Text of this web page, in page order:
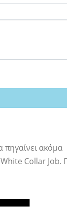
πηγαίνει ακόμα
Collar Job.